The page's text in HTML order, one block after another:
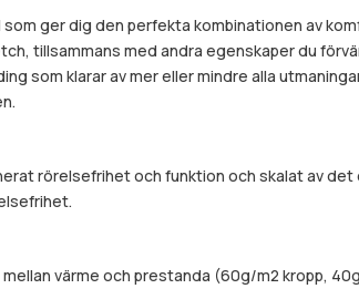
som ger dig den perfekta kombinationen av
tillsammans med andra egenskaper du
som klarar av mer eller mindre alla
rörelsefrihet och funktion och skalat av
värme och prestanda (60g/m2 kropp,